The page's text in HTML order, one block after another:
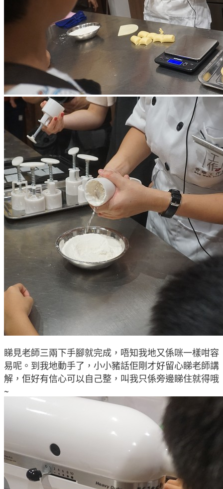
睇見老師三兩下手腳就完成，唔知我地又係咪一樣咁容
易呢 。到我地動手了 ，小小豬話佢剛才好留心睇老師講
解 ，佢好有信心可以自己整 ，叫我只係旁邊睇住就得哦
~